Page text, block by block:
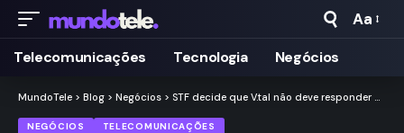
Fonte
Aa
Telecomunicações Tecnologia Negócios
MundoTele > Blog > Negócios > STF decide que V.tal não deve responder por dívidas trabalhistas da Oi e da Serede
NEGÓCIOS TELECOMUNICAÇÕES